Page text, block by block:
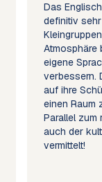
Das
definitiv
Atmosphäre
eigene
verbessern.
auf ihre
einen Raum
Parallel zum
auch der
vermittelt!